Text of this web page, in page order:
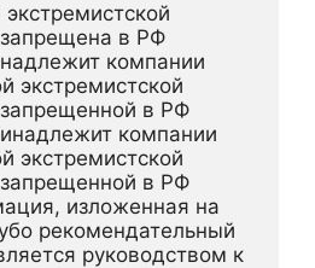
в РФ
компании
экстремистской
в РФ
компании
экстремистской
в РФ
изложенная на
рекомендательный
руководством к